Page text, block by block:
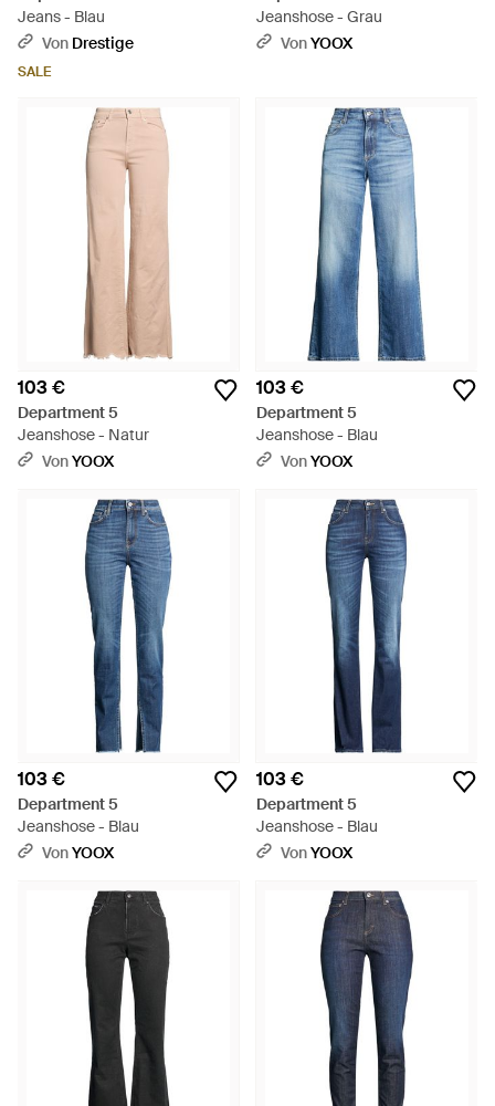
Jeans - Blau
Von Drestige
SALE
Jeanshose - Grau
VonYOOX
103 €
Department 5
Jeanshose - Natur
VonYOOX
103 €
Department 5
Jeanshose - Blau
VonYOOX
103 €
Department 5
Jeanshose - Blau
VonYOOX
103 €
Department 5
Jeanshose - Blau
VonYOOX